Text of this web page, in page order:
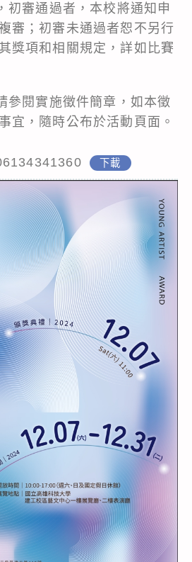
初審通過者，本校將通知申
審；初審未通過者恕不另行
獎項和相關規定，詳如比賽
參閱實施徵件簡章，如本徵
宜，隨時公布於活動頁面。
下載